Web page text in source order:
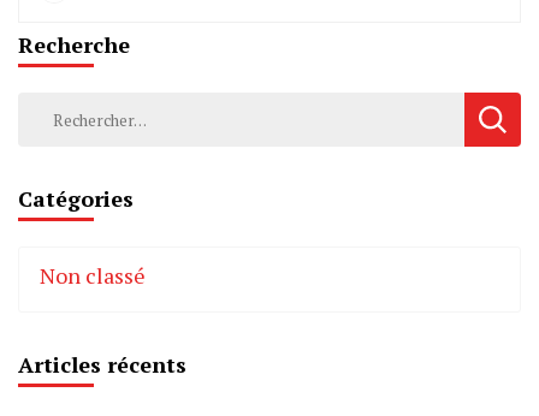
Recherche
Rechercher :
Catégories
Non classé
Articles récents